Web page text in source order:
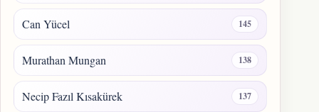
Can Yücel 145
Murathan Mungan 138
Necip Fazıl Kısakürek 137